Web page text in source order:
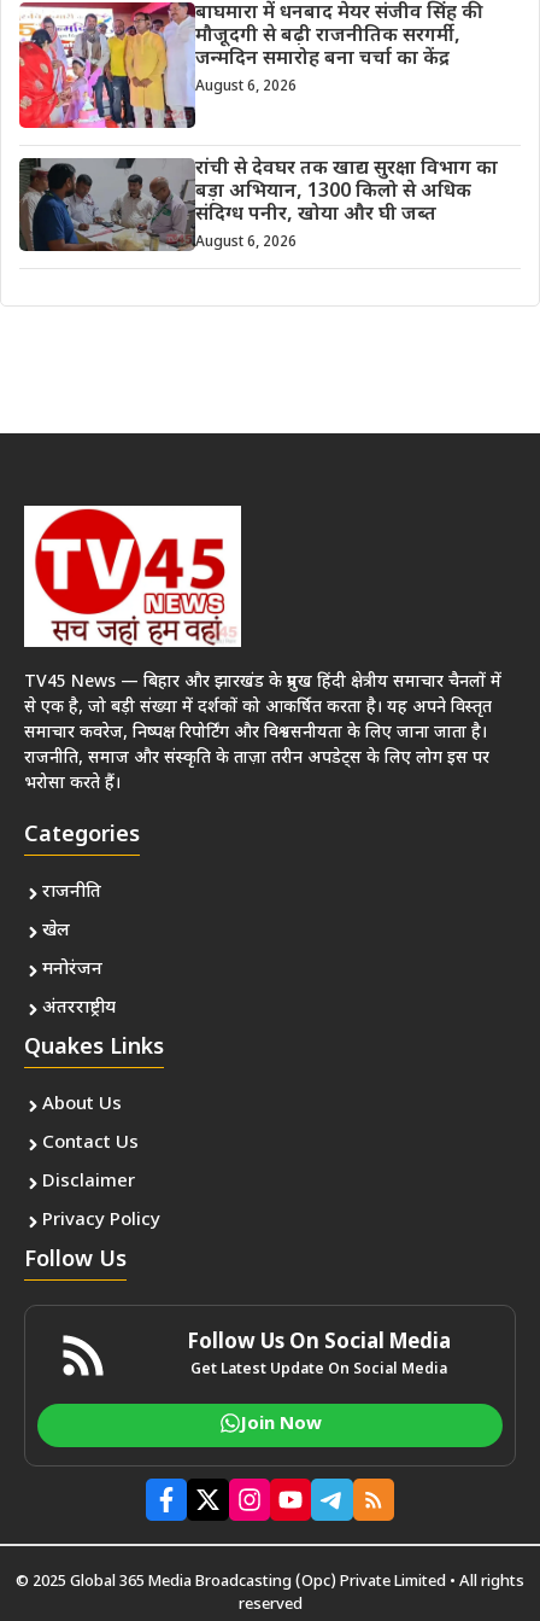
बाघमारा में धनबाद मेयर संजीव सिंह की
मौजूदगी से बढ़ी राजनीतिक सरगर्मी,
जन्मदिन समारोह बना चर्चा का केंद्र
August 6, 2026
रांची से देवघर तक खाद्य सुरक्षा विभाग का
बड़ा अभियान, 1300 किलो से अधिक
संदिग्ध पनीर, खोया और घी जब्त
August 6, 2026
TV45 News — बिहार और झारखंड के प्रमुख हिंदी क्षेत्रीय समाचार चैनलों में
से एक है, जो बड़ी संख्या में दर्शकों को आकर्षित करता है। यह अपने विस्तृत
समाचार कवरेज, निष्पक्ष रिपोर्टिंग और विश्वसनीयता के लिए जाना जाता है।
राजनीति, समाज और संस्कृति के ताज़ा तरीन अपडेट्स के लिए लोग इस पर
भरोसा करते हैं।
Categories
राजनीति
खेल
मनोरंजन
अंतरराष्ट्रीय
Quakes Links
About Us
Contact Us
Disclaimer
Privacy Policy
Follow Us
Follow Us On Social Media
Get Latest Update On Social Media
Join Now
© 2025 Global 365 Media Broadcasting (Opc) Private Limited • All rights
reserved